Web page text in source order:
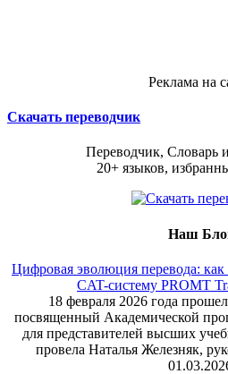
Реклама на
Скачать переводчик
Переводчик, Словарь
20+ языков,
Наш
Цифровая эволюция перевода: как
CAT-систему PROMT
18 февраля 2026 года
посвященный Академической
для представителей высших
провела Наталья Железняк,